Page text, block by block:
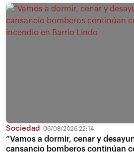
Sociedad 06/08/2026 22:14
“Vamos a dormir, cenar y
cansancio bomberos continúan